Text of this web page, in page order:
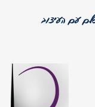
עם העיצוב